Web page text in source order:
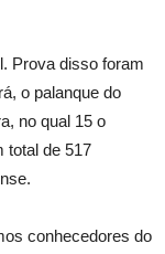
Prova disso foram
o palanque do
no qual 15 o
total de 517
conhecedores do